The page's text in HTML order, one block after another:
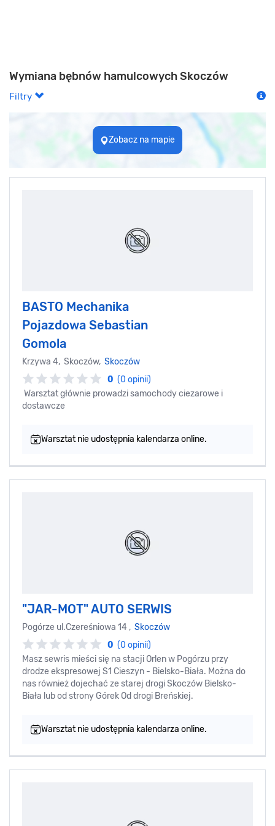
Wymiana bębnów hamulcowych Skoczów
Filtry
Zobacz na mapie
BASTO Mechanika
Pojazdowa Sebastian
Gomola
Krzywa 4, Skoczów, Skoczów
0 (0 opinii)
Warsztat głównie prowadzi samochody ciezarowe i
dostawcze
Warsztat nie udostępnia kalendarza online.
"JAR-MOT" AUTO SERWIS
Pogórze ul.Czereśniowa 14 , Skoczów
0 (0 opinii)
Masz sewris mieści się na stacji Orlen w Pogórzu przy
drodze ekspresowej S1 Cieszyn - Bielsko-Biała. Można do
nas również dojechać ze starej drogi Skoczów Bielsko-
Biała lub od strony Górek Od drogi Breńskiej.
Warsztat nie udostępnia kalendarza online.